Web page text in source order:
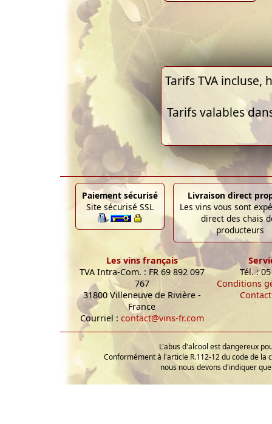
Tarifs TVA
Tarifs valables
Paiement sécurisé
Site sécurisé SSL
Livraison direct
Les vins vous sont
direct des chais
producteurs
Les vins français
TVA Intra-Com. : FR 69 892 097
767
31800 Villeneuve de Rivière -
France
Courriel : contact@vins-fr.com
Tél. :
Conditions
Contact
L'abus d'alcool est dangereux
Conformément à l'article R.112-12 du code de la
nous nous devons d'indiquer